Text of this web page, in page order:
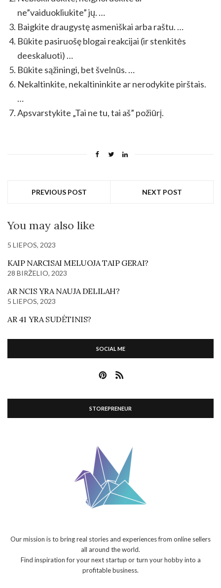
ne”vaiduokliukite” jų. …
Baigkite draugystę asmeniškai arba raštu. …
Būkite pasiruošę blogai reakcijai (ir stenkitės
deeskaluoti) …
Būkite sąžiningi, bet švelnūs. …
Nekaltinkite, nekaltininkite ar nerodykite pirštais.
…
Apsvarstykite „Tai ne tu, tai aš” požiūrį.
PREVIOUS POST NEXT POST
You may also like
5 LIEPOS, 2023
KAIP NARCISAI MELUOJA TAIP GERAI?
28 BIRŽELIO, 2023
AR NCIS YRA NAUJA DELILAH?
5 LIEPOS, 2023
AR 41 YRA SUDĖTINIS?
SOCIAL ME
STOREPRENEUR
Our mission is to bring real stories and experiences from online sellers
all around the world.
Find inspiration for your next startup or turn your hobby into a
profitable business.